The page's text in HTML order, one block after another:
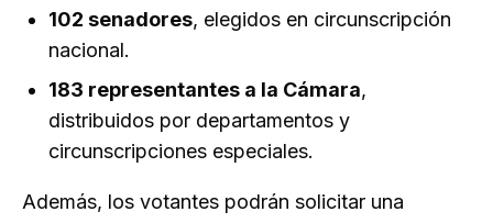
102 senadores, elegidos en circunscripción
nacional.
183 representantes a la Cámara,
distribuidos por departamentos y
circunscripciones especiales.
Además, los votantes podrán solicitar una